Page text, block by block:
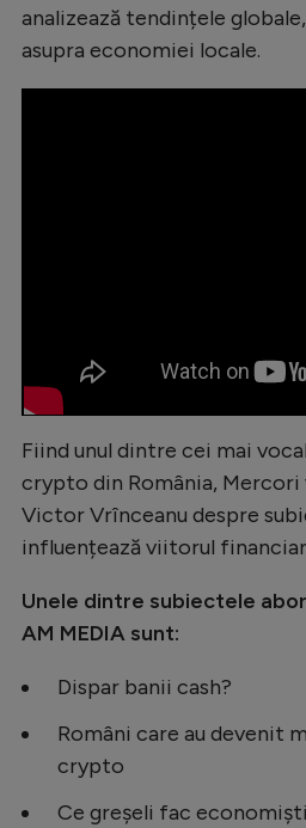
Tenis
Alte sporturi
JO 2024
Intră în cont
Creează cont
analizează tendințele
asupra economiei locale.
Fiind unul dintre cei mai
crypto din România, Mercori
Victor Vrînceanu despre
influențează viitorul
Unele dintre subiectele
AM MEDIA sunt:
Dispar banii cash?
Români care au devenit
crypto
Ce greșeli fac